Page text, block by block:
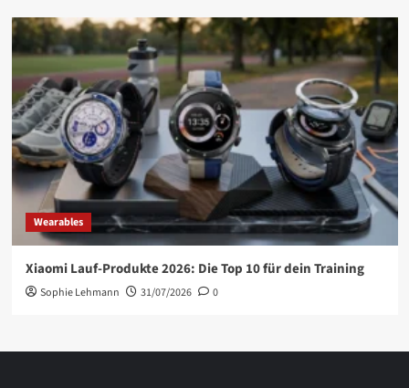
Wearables
Xiaomi Lauf-Produkte 2026: Die Top 10 für dein Training
Sophie Lehmann 31/07/2026 0